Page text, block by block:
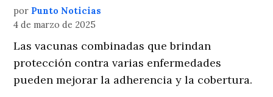
por Punto Noticias
4 de marzo de 2025
Las vacunas combinadas que brindan
protección contra varias enfermedades
pueden mejorar la adherencia y la cobertura.